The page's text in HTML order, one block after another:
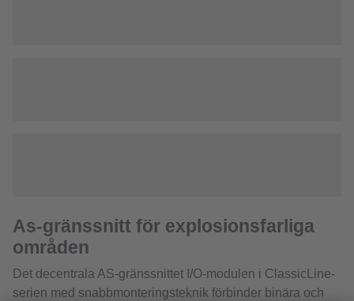
As-gränssnitt för explosionsfarliga
områden
Det decentrala AS-gränssnittet I/O-modulen i ClassicLine-
serien med snabbmonteringsteknik förbinder binära och